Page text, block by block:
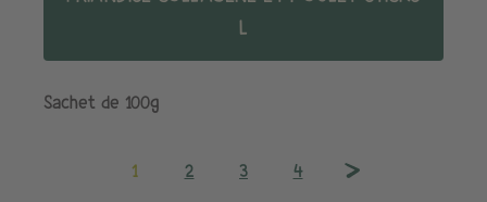
L
Sachet de 100g
1 2 3 4